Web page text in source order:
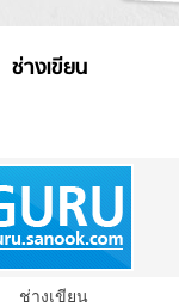
ช่างเขียน
ช่างเขียน